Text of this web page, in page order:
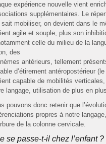
expérience nouvelle vient
supplémentaires. Le
sait mobiliser, on devient dans le
agile et souple, plus son
celle du milieu de la
des
antérieurs, tellement
d’étirement antéropostérieur
capable de mobilités
langage, utilisation de plus en
pouvons donc retenir que
propres à notre
de la colonne cervicale.
se passe-t-il chez l’enfant ?